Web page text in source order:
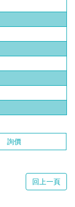
詢價
回上一頁